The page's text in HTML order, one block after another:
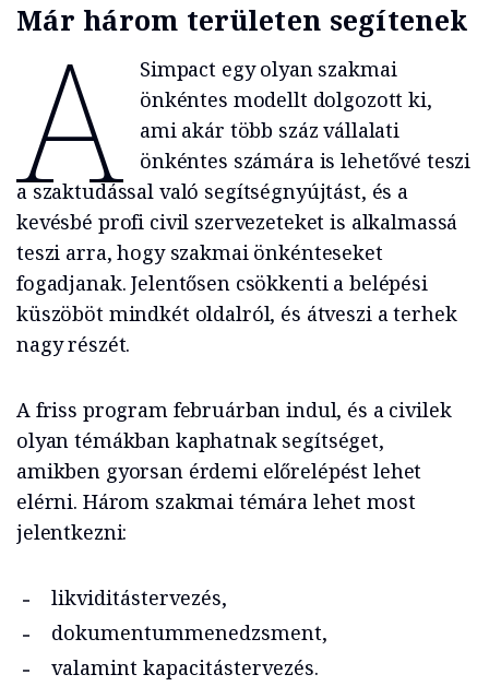
Már három területen segítenek
A
Simpact egy olyan szakmai
önkéntes modellt dolgozott ki,
ami akár több száz vállalati
önkéntes számára is lehetővé teszi
a szaktudással való segítségnyújtást, és a
kevésbé profi civil szervezeteket is alkalmassá
teszi arra, hogy szakmai önkénteseket
fogadjanak. Jelentősen csökkenti a belépési
küszöböt mindkét oldalról, és átveszi a terhek
nagy részét.
A friss program februárban indul, és a civilek
olyan témákban kaphatnak segítséget,
amikben gyorsan érdemi előrelépést lehet
elérni. Három szakmai témára lehet most
jelentkezni:
likviditástervezés,
dokumentummenedzsment,
valamint kapacitástervezés.